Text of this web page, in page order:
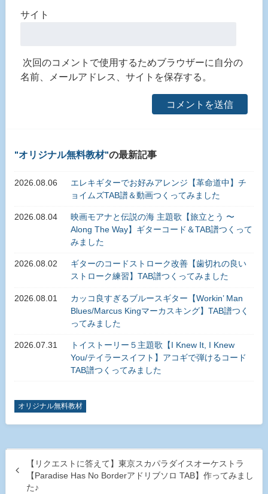
サイト
次回のコメントで使用するためブラウザーに自分の
名前、メールアドレス、サイトを保存する。
オリジナル無料教材 の最新記事
2026.08.06
エレキギターでお好みアレンジ【革命道中】チ
ョイムズTAB譜＆動画つくってみました
2026.08.04
映画モアナと伝説の海 主題歌【旅立とう 〜
Along The Way】ギターコード＆TAB譜つくって
みました
2026.08.02
ギターのコードストローク改善【歯切れの良い
ストローク練習】TAB譜つくってみました
2026.08.01
カッコ良すぎるブルースギター【Workin’ Man
Blues/Marcus Kingマーカスキング】TAB譜つく
ってみました
2026.07.31
トイストーリー５主題歌【I Knew It, I Knew
You/テイラースイフト】アコギで弾けるコード
TAB譜つくってみました
オリジナル無料教材
【リクエストに答えて】東京スカパラダイスオーケストラ
【Paradise Has No Borderアドリブソロ TAB】作ってみまし
た♪